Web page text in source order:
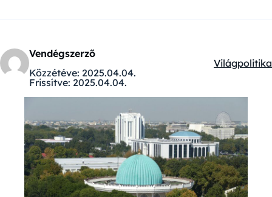
Vendégszerző
Közzétéve: 2025.04.04.
Frissítve: 2025.04.04.
Kategóriák:
Világpolitika